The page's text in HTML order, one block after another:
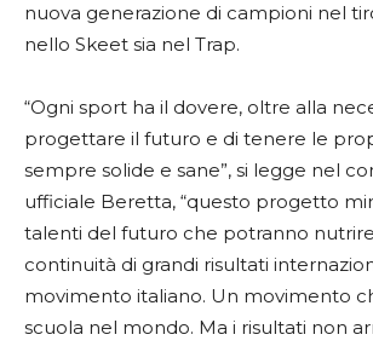
nuova generazione di campioni nel
nello Skeet sia nel Trap.
“Ogni sport ha il dovere, oltre alla
progettare il futuro e di tenere le
sempre solide e sane”, si legge nel
ufficiale Beretta, “questo progetto
talenti del futuro che potranno
continuità di grandi risultati
movimento italiano. Un movimento
scuola nel mondo. Ma i risultati non